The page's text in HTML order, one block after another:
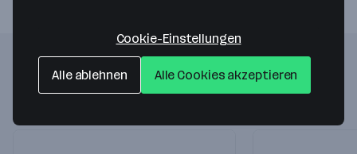
Folgende Firmen könnten dich auch
interessieren
Cookie-Einstellungen
Alle ablehnen Alle Cookies akzeptieren